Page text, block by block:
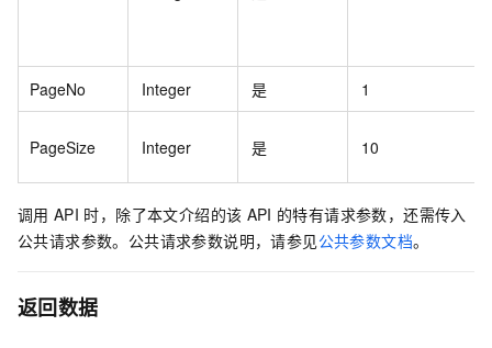
PageNo Integer 是 1
PageSize Integer 是 10
调用 API 时，除了本文介绍的该 API 的特有请求参数，还需传入
公共请求参数。公共请求参数说明，请参见公共参数文档。
返回数据